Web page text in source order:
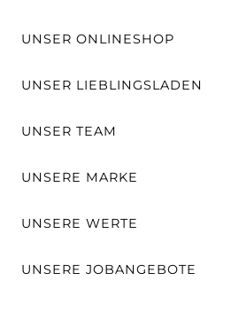
UNSER ONLINESHOP
UNSER LIEBLINGSLADEN
UNSER TEAM
UNSERE MARKE
UNSERE WERTE
UNSERE JOBANGEBOTE